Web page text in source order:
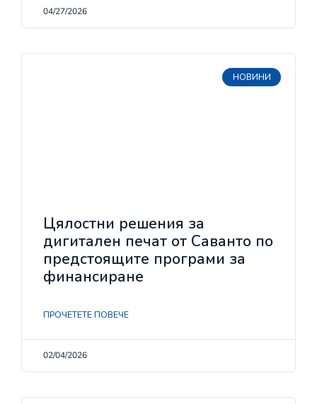
04/27/2026
НОВИНИ
Цялостни решения за
дигитален печат от Саванто по
предстоящите програми за
финансиране
ПРОЧЕТЕТЕ ПОВЕЧЕ
02/04/2026